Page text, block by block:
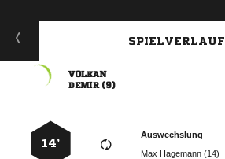
SPIELVERLAUF

 
Auswechslung
  
14’